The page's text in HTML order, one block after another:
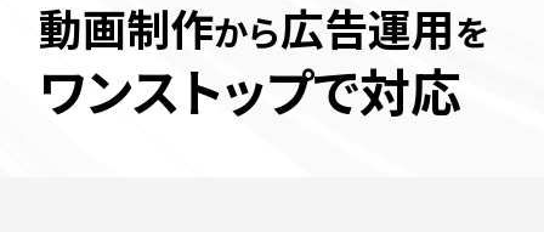
動画制作から広告運用を
ワンストップで対応